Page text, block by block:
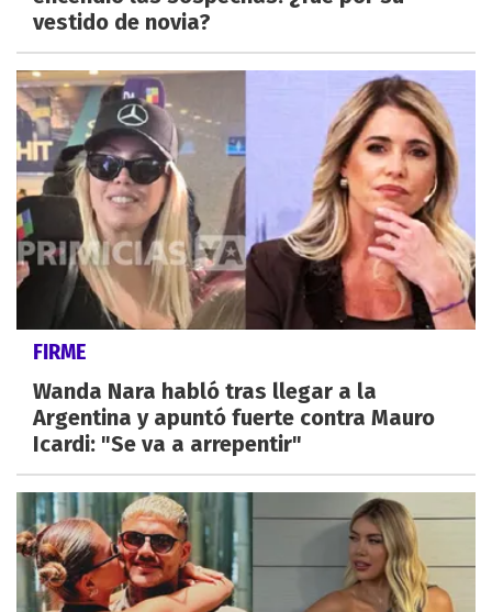
vestido de novia?
FIRME
Wanda Nara habló tras llegar a la
Argentina y apuntó fuerte contra Mauro
Icardi: "Se va a arrepentir"